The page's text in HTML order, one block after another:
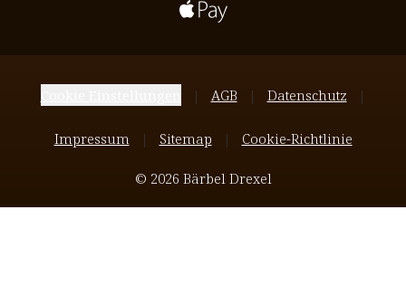
AGB Datenschutz
Impressum Sitemap Cookie-Richtlinie
© 2026 Bärbel Drexel